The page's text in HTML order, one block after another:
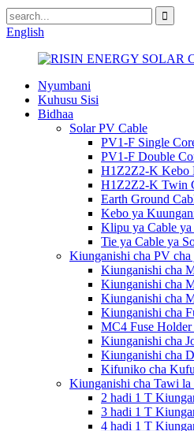
English
Nyumbani
Kuhusu Sisi
Bidhaa
Solar PV Cable
PV1-F Single
PV1-F Double
H1Z2Z2-K Kebo
H1Z2Z2-K Twin
Earth Ground
Kebo ya
Klipu ya Cable ya
Tie ya Cable ya
Kiunganishi cha PV cha
Kiunganishi cha
Kiunganishi cha
Kiunganishi cha
Kiunganishi cha
MC4 Fuse
Kiunganishi cha
Kiunganishi cha
Kifuniko cha
Kiunganishi cha Tawi
2 hadi 1 T
3 hadi 1 T
4 hadi 1 T